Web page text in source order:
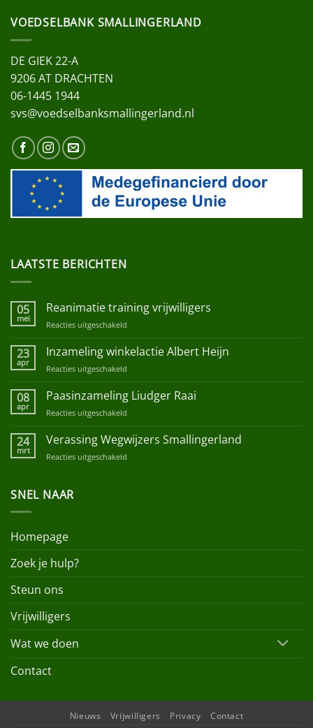
VOEDSELBANK SMALLINGERLAND
DE GIEK 22-A
9206 AT DRACHTEN
06-1445 1944
svs@voedselbanksmallingerland.nl
LAATSTE BERICHTEN
05
mei
Reanimatie training vrijwilligers
Reacties uitgeschakeld
training
23
apr
Inzameling winkelactie Albert Heijn
Reacties uitgeschakeld
winkelactie
Albert
08
apr
Paasinzameling Liudger Raai
Reacties uitgeschakeld
Liudger
Raai
24
mrt
Verassing Wegwijzers Smallingerland
Reacties uitgeschakeld
SNEL NAAR
Homepage
Zoek je hulp?
Steun ons
Vrijwilligers
Wat we doen
Contact
Nieuws Vrijwilligers Privacy Contact